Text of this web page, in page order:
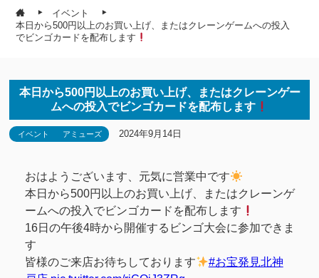
イベント
本日から500円以上のお買い上げ、またはクレーンゲームへの投入
でビンゴカードを配布します
本日から500円以上のお買い上げ、またはクレーンゲー
ムへの投入でビンゴカードを配布します
イベント アミューズ 2024年9月14日
おはようございます、元気に営業中です
本日から500円以上のお買い上げ、またはクレーンゲ
ームへの投入でビンゴカードを配布します
16日の午後4時から開催するビンゴ大会に参加できま
す
皆様のご来店お待ちしております
#お宝発見北神